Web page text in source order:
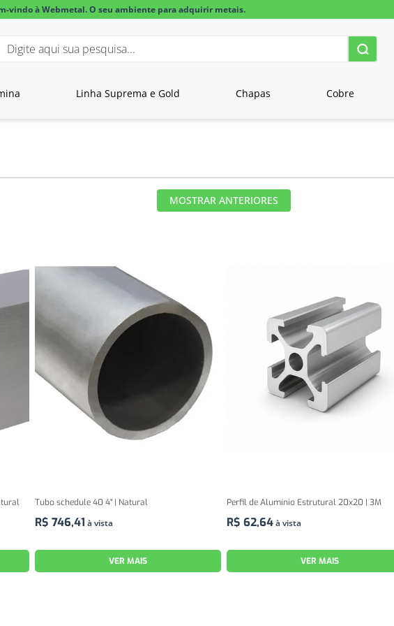
vindo à Webmetal. O seu ambiente para adquirir metais.
Digite aqui sua pesquisa...
Linha Suprema e Gold Chapas Cobre
MOSTRAR ANTERIORES
Tubo schedule 40 4" | Natural
R$ 746,41 à vista
VER MAIS
Perfil de Alumínio Estrutural 20x20 | 3M
R$ 62,64à vista
VER MAIS
alumínio